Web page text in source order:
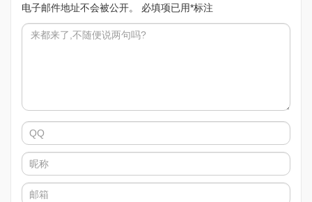
电子邮件地址不会被公开。
必填项已用*标注